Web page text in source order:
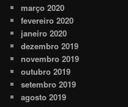
março 2020
fevereiro 2020
janeiro 2020
dezembro 2019
novembro 2019
outubro 2019
setembro 2019
agosto 2019